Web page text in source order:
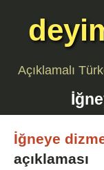
Açıklamalı
İğneye
açıklaması